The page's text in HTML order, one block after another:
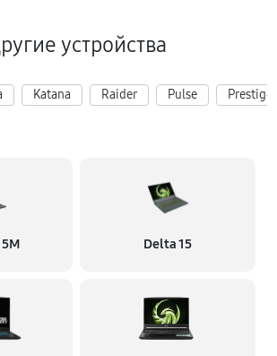
устройства
Katana Raider Pulse Prestige
Delta 15